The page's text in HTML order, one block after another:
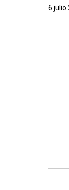
6 julio